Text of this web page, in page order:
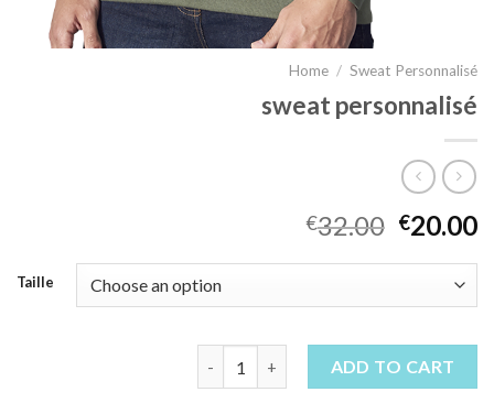
Home / Sweat Personnalisé
sweat personnalisé
€32.00 €20.00
Taille
ADD TO CART